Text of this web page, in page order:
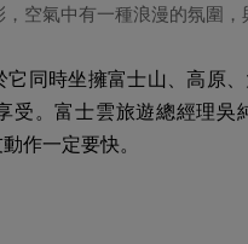
空氣中有一種浪漫的氛圍，
同時坐擁富士山、高原
受。富士雲旅遊總經理
作一定要快。